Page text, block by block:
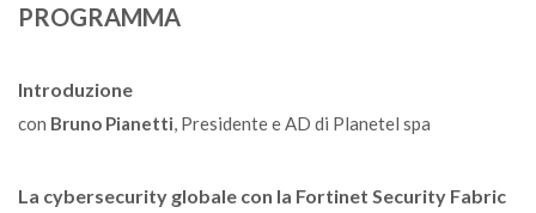
PROGRAMMA
Introduzione
con Bruno Pianetti, Presidente e AD di Planetel spa
La cybersecurity globale con la Fortinet Security Fabric